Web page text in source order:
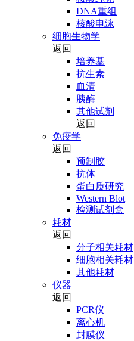
DNA重组
核酸电泳
细胞生物学
返回
培养基
抗生素
血清
胰酶
其他试剂
返回
免疫学
返回
预制胶
抗体
蛋白质研究
Western Blot
检测试剂盒
耗材
返回
分子相关耗材
细胞相关耗材
其他耗材
仪器
返回
PCR仪
离心机
封膜仪